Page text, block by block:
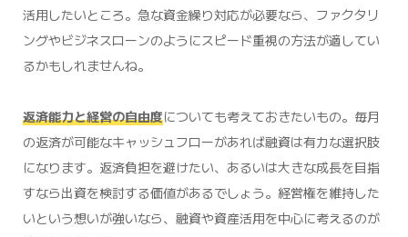
活用したいところ。急な資金繰り対応が必要なら、ファクタリ
ングやビジネスローンのようにスピード重視の方法が適してい
るかもしれませんね。
返済能力と経営の自由度についても考えておきたいもの。毎月
の返済が可能なキャッシュフローがあれば融資は有力な選択肢
になります。返済負担を避けたい、あるいは大きな成長を目指
すなら出資を検討する価値があるでしょう。経営権を維持した
いという想いが強いなら、融資や資産活用を中心に考えるのが